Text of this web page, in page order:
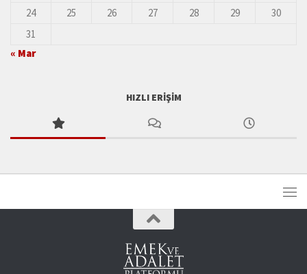
24
25 26 27 28 29
30
31
« Mar
HIZLI ERIŞIM